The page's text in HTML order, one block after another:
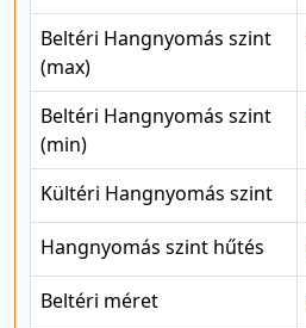
Beltéri Hangnyomás szint
(max)
Beltéri Hangnyomás szint
(min)
Kültéri Hangnyomás szint
Hangnyomás szint hűtés
Beltéri méret